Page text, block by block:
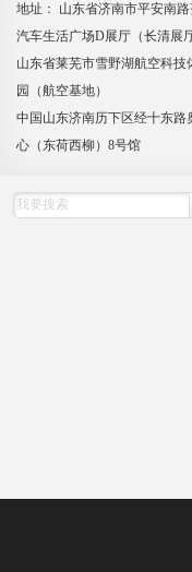
地址： 山东省济南市平安南
汽车生活广场D展厅（长清展厅
山东省莱芜市雪野湖航空科技
园（航空基地）
中国山东济南历下区经十东路
心（东荷西柳）8号馆